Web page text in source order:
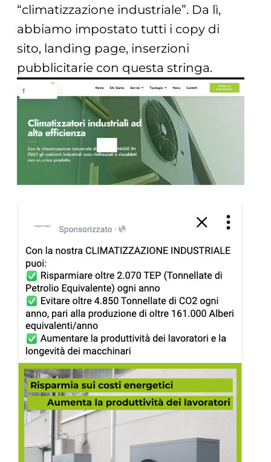
“climatizzazione industriale”. Da lì,
abbiamo impostato tutti i copy di
sito, landing page, inserzioni
pubblicitarie con questa stringa.